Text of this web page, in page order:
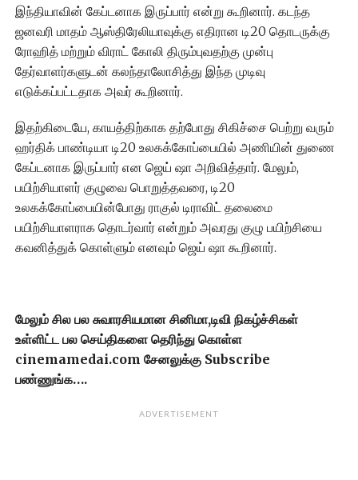
இந்தியாவின் கேப்டனாக இருப்பார் என்று கூறினார். கடந்த
ஜனவரி மாதம் ஆஸ்திரேலியாவுக்கு எதிரான டி20 தொடருக்கு
ரோஹித் மற்றும் விராட் கோலி திரும்புவதற்கு முன்பு
தேர்வாளர்களுடன் கலந்தாலோசித்து இந்த முடிவு
எடுக்கப்பட்டதாக அவர் கூறினார்.
இதற்கிடையே, காயத்திற்காக தற்போது சிகிச்சை பெற்று வரும்
ஹர்திக் பாண்டியா டி20 உலகக்கோப்பையில் அணியின் துணை
கேப்டனாக இருப்பார் என ஜெய் ஷா அறிவித்தார். மேலும்,
பயிற்சியாளர் குழுவை பொறுத்தவரை, டி20
உலகக்கோப்பையின்போது ராகுல் டிராவிட் தலைமை
பயிற்சியாளராக தொடர்வார் என்றும் அவரது குழு பயிற்சியை
கவனித்துக் கொள்ளும் எனவும் ஜெய் ஷா கூறினார்.
மேலும் சில பல சுவாரசியமான சினிமா,டிவி நிகழ்ச்சிகள்
உள்ளிட்ட பல செய்திகளை தெரிந்து கொள்ள
cinemamedai.com சேனலுக்கு Subscribe
பண்ணுங்க….
ADVERTISEMENT